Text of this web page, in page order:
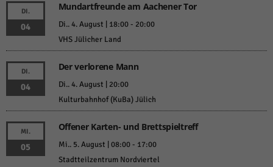
DI.
04
Mundartfreunde am Aachener Tor
Di.. 4. August | 18:00- 20:00
VHS Jülicher Land
DI.
04
Der verlorene Mann
Di.. 4. August | 20:00
Kulturbahnhof (KuBa) Jülich
MI.
05
Offener Karten- und Brettspieltreff
Mi.. 5. August | 08:00- 17:00
Stadtteilzentrum Nordviertel